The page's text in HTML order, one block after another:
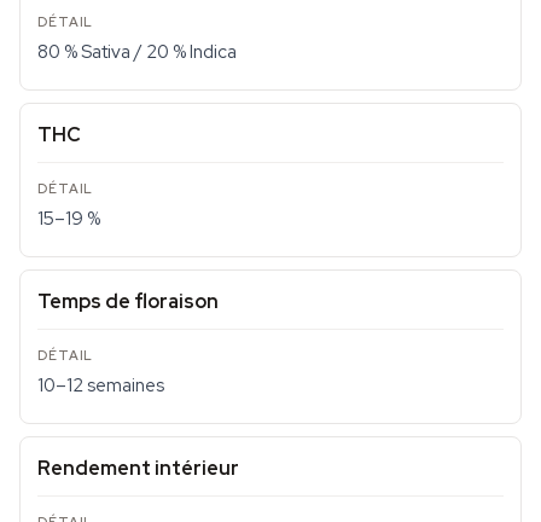
80 % Sativa / 20 % Indica
THC
15–19 %
Temps de floraison
10–12 semaines
Rendement intérieur